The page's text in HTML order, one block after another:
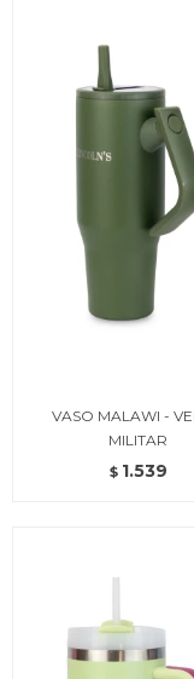
VASO MALAWI -
MILITAR
$ 1.539